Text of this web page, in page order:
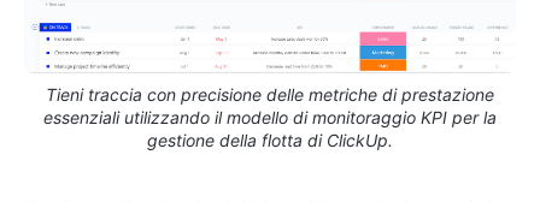
Tieni traccia con precisione delle metriche di prestazione
essenziali utilizzando il modello di monitoraggio KPI per la
gestione della flotta di ClickUp.